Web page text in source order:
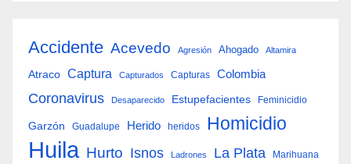
Accidente Acevedo Agresión Ahogado Altamira
Atraco Captura Capturados Capturas Colombia
Coronavirus Desaparecido Estupefacientes Feminicidio
Garzón Guadalupe Herido heridos Homicidio
Huila Hurto Isnos Ladrones La Plata Marihuana